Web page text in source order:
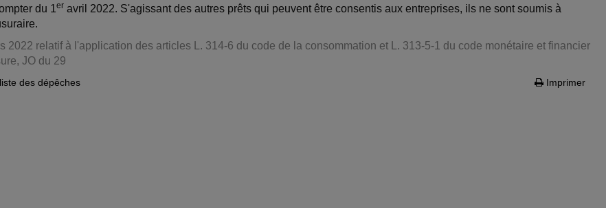
du 1er avril 2022. S'agissant des autres prêts qui peuvent être consentis aux entreprises, ils ne sont soumis à
2022 relatif à l'application des articles L. 314-6 du code de la consommation et L. 313-5-1 du code monétaire et financier
JO du 29
des dépêches Imprimer